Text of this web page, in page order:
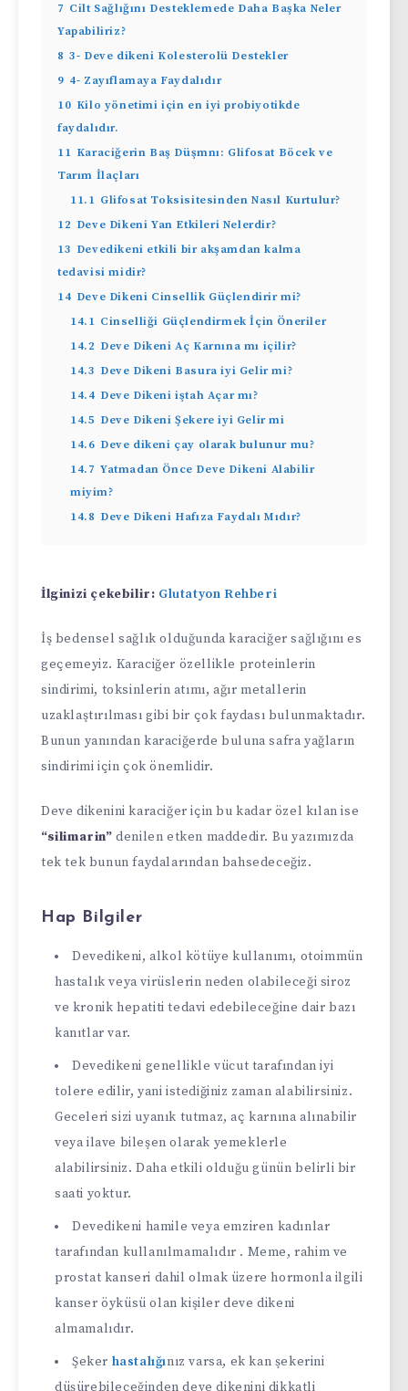
7 Cilt Sağlığını Desteklemede Daha Başka Neler
Yapabiliriz?
8 3- Deve dikeni Kolesterolü Destekler
9 4- Zayıflamaya Faydalıdır
10 Kilo yönetimi için en iyi probiyotikde
faydalıdır.
11 Karaciğerin Baş Düşmnı: Glifosat Böcek ve
Tarım İlaçları
11.1 Glifosat Toksisitesinden Nasıl Kurtulur?
12 Deve Dikeni Yan Etkileri Nelerdir?
13 Devedikeni etkili bir akşamdan kalma
tedavisi midir?
14 Deve Dikeni Cinsellik Güçlendirir mi?
14.1 Cinselliği Güçlendirmek İçin Öneriler
14.2 Deve Dikeni Aç Karnına mı içilir?
14.3 Deve Dikeni Basura iyi Gelir mi?
14.4 Deve Dikeni iştah Açar mı?
14.5 Deve Dikeni Şekere iyi Gelir mi
14.6 Deve dikeni çay olarak bulunur mu?
14.7 Yatmadan Önce Deve Dikeni Alabilir
miyim?
14.8 Deve Dikeni Hafıza Faydalı Mıdır?
İlginizi çekebilir: Glutatyon Rehberi
İş bedensel sağlık olduğunda karaciğer sağlığını es
geçemeyiz. Karaciğer özellikle proteinlerin
sindirimi, toksinlerin atımı, ağır metallerin
uzaklaştırılması gibi bir çok faydası bulunmaktadır.
Bunun yanından karaciğerde buluna safra yağların
sindirimi için çok önemlidir.
Deve dikenini karaciğer için bu kadar özel kılan ise
“silimarin” denilen etken maddedir. Bu yazımızda
tek tek bunun faydalarından bahsedeceğiz.
Hap Bilgiler
Devedikeni, alkol kötüye kullanımı, otoimmün
hastalık veya virüslerin neden olabileceği siroz
ve kronik hepatiti tedavi edebileceğine dair bazı
kanıtlar var.
Devedikeni genellikle vücut tarafından iyi
tolere edilir, yani istediğiniz zaman alabilirsiniz.
Geceleri sizi uyanık tutmaz, aç karnına alınabilir
veya ilave bileşen olarak yemeklerle
alabilirsiniz. Daha etkili olduğu günün belirli bir
saati yoktur.
Devedikeni hamile veya emziren kadınlar
tarafından kullanılmamalıdır . Meme, rahim ve
prostat kanseri dahil olmak üzere hormonla ilgili
kanser öyküsü olan kişiler deve dikeni
almamalıdır.
Şeker hastalığınız varsa, ek kan şekerini
düşürebileceğinden deve dikenini dikkatli